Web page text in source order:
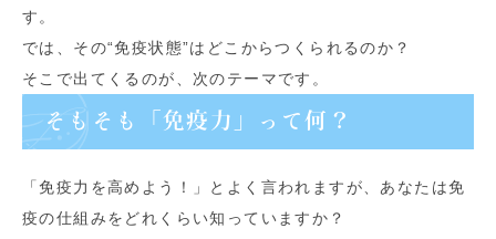
す。
では、その“免疫状態”はどこからつくられるのか？
そこで出てくるのが、次のテーマです。
そもそも「免疫力」って何？
「免疫力を高めよう！」とよく言われますが、あなたは免
疫の仕組みをどれくらい知っていますか？